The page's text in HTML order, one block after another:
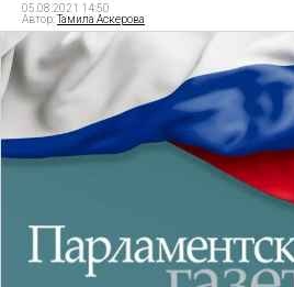
05.08.2021 14:50
Автор:Тамила Аскерова